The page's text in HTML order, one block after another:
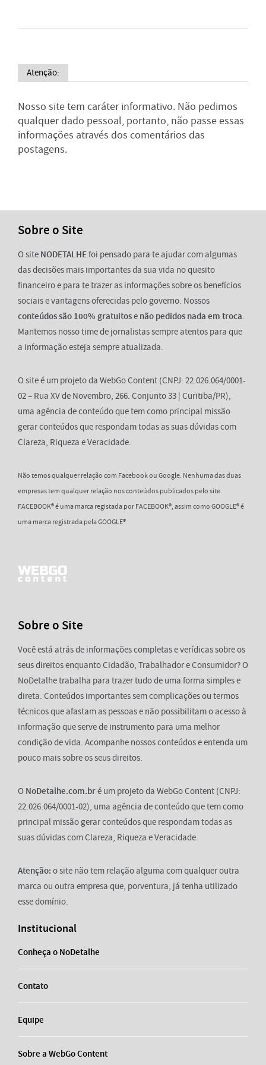
Atenção:
Nosso site tem caráter informativo. Não pedimos
qualquer dado pessoal, portanto, não passe essas
informações através dos comentários das
postagens.
Sobre o Site
O site NODETALHEfoi pensado para te ajudar com algumas
das decisões mais importantes da sua vida no quesito
financeiro e para te trazer as informações sobre os benefícios
sociais e vantagens oferecidas pelo governo. Nossos
conteúdos são 100% gratuitose não pedidos nada em troca.
Mantemos nosso time de jornalistas sempre atentos para que
a informação esteja sempre atualizada.
O site é um projeto da WebGo Content (CNPJ: 22.026.064/0001-
02 – Rua XV de Novembro, 266. Conjunto 33 | Curitiba/PR),
uma agência de conteúdo que tem como principal missão
gerar conteúdos que respondam todas as suas dúvidas com
Clareza, Riqueza e Veracidade.
Não temos qualquer relação com Facebook ou Google. Nenhuma das duas
empresas tem qualquer relação nos conteúdos publicados pelo site.
FACEBOOK® é uma marca registada por FACEBOOK®, assim como GOOGLE® é
uma marca registrada pela GOOGLE®
Sobre o Site
Você está atrás de informações completas e verídicas sobre os
seus direitos enquanto Cidadão, Trabalhador e Consumidor? O
NoDetalhe trabalha para trazer tudo de uma forma simples e
direta. Conteúdos importantes sem complicações ou termos
técnicos que afastam as pessoas e não possibilitam o acesso à
informação que serve de instrumento para uma melhor
condição de vida. Acompanhe nossos conteúdos e entenda um
pouco mais sobre os seus direitos.
O NoDetalhe.com.bré um projeto da WebGo Content (CNPJ:
22.026.064/0001-02), uma agência de conteúdo que tem como
principal missão gerar conteúdos que respondam todas as
suas dúvidas com Clareza, Riqueza e Veracidade.
Atenção: o site não tem relação alguma com qualquer outra
marca ou outra empresa que, porventura, já tenha utilizado
esse domínio.
Institucional
Conheça o NoDetalhe
Contato
Equipe
Sobre a WebGo Content